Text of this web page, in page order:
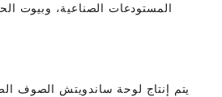
المستودعات الصناعية، وبيوت
يتم إنتاج لوحة ساندويتش الصوف